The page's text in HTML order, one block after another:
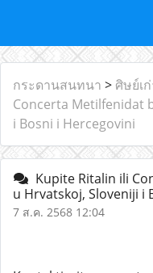
กระดานสนทนา > ศิษย์เ
Concerta Metilfenidat
i Bosni i Hercegovini
Kupite Ritalin ili
u Hrvatskoj, Sloveniji i
7 ส.ค. 2568 12:04